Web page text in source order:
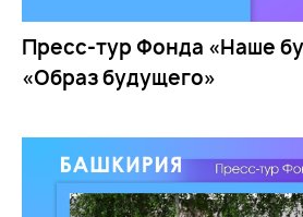
Пресс-тур Фонда «Наше
«Образ будущего»